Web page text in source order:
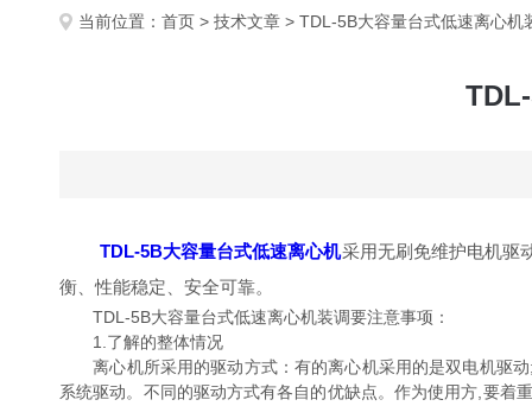
当前位置： 首页 > 技术文章 > TDL-5B大容量台式低速离心机
TDL-5B大容量台式低速离心机采用无刷免维护电机驱动
衡、性能稳定、安全可靠。
TDL-5B大容量台式低速离心机装调要注意事项：
1.了解的整体情况
离心机所采用的驱动方式：有的离心机采用的是双电机驱
系统驱动。不同的驱动方式有各自的优缺点。作为使用